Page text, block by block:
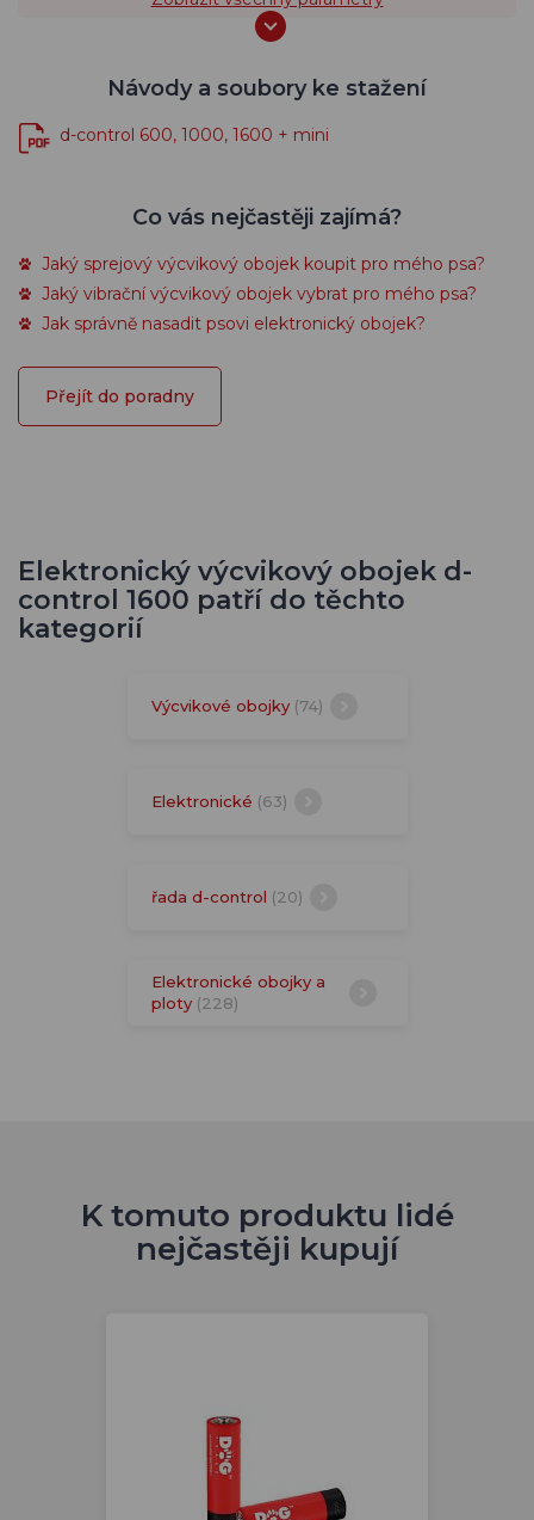
Návody a soubory ke stažení
d-control 600, 1000, 1600 + mini
Co vás nejčastěji zajímá?
Jaký sprejový výcvikový obojek koupit pro mého psa?
Jaký vibrační výcvikový obojek vybrat pro mého psa?
Jak správně nasadit psovi elektronický obojek?
Přejít do poradny
Elektronický výcvikový obojek d-
control 1600 patří do těchto
kategorií
Výcvikové obojky (74)
Elektronické (63)
řada d-control (20)
Elektronické obojky a
ploty (228)
K tomuto produktu lidé
nejčastěji kupují